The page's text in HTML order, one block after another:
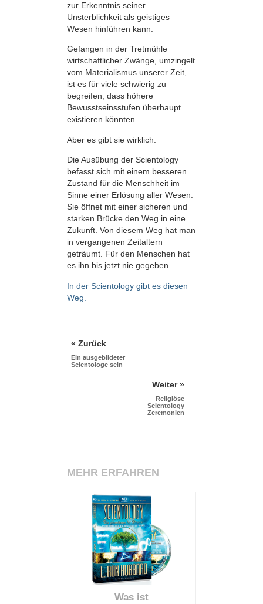
zur Erkenntnis seiner
Unsterblichkeit als geistiges
Wesen hinführen kann.
Gefangen in der Tretmühle
wirtschaftlicher Zwänge, umzingelt
vom Materialismus unserer Zeit,
ist es für viele schwierig zu
begreifen, dass höhere
Bewusstseinsstufen überhaupt
existieren könnten.
Aber es gibt sie wirklich.
Die Ausübung der Scientology
befasst sich mit einem besseren
Zustand für die Menschheit im
Sinne einer Erlösung aller Wesen.
Sie öffnet mit einer sicheren und
starken Brücke den Weg in eine
Zukunft. Von diesem Weg hat man
in vergangenen Zeitaltern
geträumt. Für den Menschen hat
es ihn bis jetzt nie gegeben.
In der Scientology gibt es diesen
Weg.
« Zurück
Ein ausgebildeter
Scientologe sein
Weiter »
Religiöse
Scientology
Zeremonien
MEHR ERFAHREN
Was ist